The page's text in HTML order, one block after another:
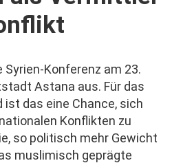
Konferenz am 23.
Astana aus. Für das
das eine Chance, sich
Konflikten zu
so politisch mehr Gewicht
muslimisch geprägte